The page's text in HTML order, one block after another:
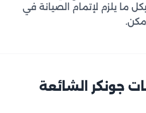
ما يلزم لإتمام الصيانة في
جونكر الشائعة